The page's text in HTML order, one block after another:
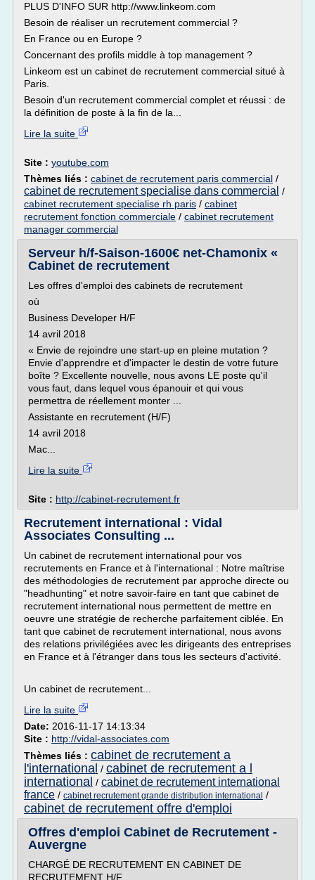
PLUS D'INFO SUR http://www.linkeom.com
Besoin de réaliser un recrutement commercial ?
En France ou en Europe ?
Concernant des profils middle à top management ?
Linkeom est un cabinet de recrutement commercial situé à
Paris.
Besoin d'un recrutement commercial complet et réussi : de
la définition de poste à la fin de la...
Lire la suite
Site : youtube.com
Thèmes liés : cabinet de recrutement paris commercial /
cabinet de recrutement specialise dans commercial /
cabinet recrutement specialise rh paris / cabinet
recrutement fonction commerciale / cabinet recrutement
manager commercial
Serveur h/f-Saison-1600€ net-Chamonix «
Cabinet de recrutement
Les offres d'emploi des cabinets de recrutement
où
Business Developer H/F
14 avril 2018
« Envie de rejoindre une start-up en pleine mutation ?
Envie d'apprendre et d'impacter le destin de votre future
boîte ? Excellente nouvelle, nous avons LE poste qu'il
vous faut, dans lequel vous épanouir et qui vous
permettra de réellement monter ...
Assistante en recrutement (H/F)
14 avril 2018
Mac...
Lire la suite
Site : http://cabinet-recrutement.fr
Recrutement international : Vidal
Associates Consulting ...
Un cabinet de recrutement international pour vos
recrutements en France et à l'international : Notre maîtrise
des méthodologies de recrutement par approche directe ou
"headhunting" et notre savoir-faire en tant que cabinet de
recrutement international nous permettent de mettre en
oeuvre une stratégie de recherche parfaitement ciblée. En
tant que cabinet de recrutement international, nous avons
des relations privilégiées avec les dirigeants des entreprises
en France et à l'étranger dans tous les secteurs d'activité.
Un cabinet de recrutement...
Lire la suite
Date: 2016-11-17 14:13:34
Site : http://vidal-associates.com
Thèmes liés : cabinet de recrutement a
l'international / cabinet de recrutement a l
international / cabinet de recrutement international
france / cabinet recrutement grande distribution international /
cabinet de recrutement offre d'emploi
Offres d'emploi Cabinet de Recrutement -
Auvergne
CHARGÉ DE RECRUTEMENT EN CABINET DE
RECRUTEMENT H/F